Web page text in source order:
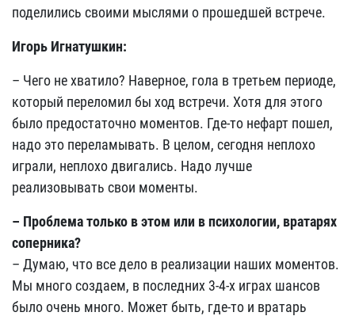
поделились своими мыслями о прошедшей встрече.
Игорь Игнатушкин:
– Чего не хватило? Наверное, гола в третьем периоде,
который переломил бы ход встречи. Хотя для этого
было предостаточно моментов. Где-то нефарт пошел,
надо это переламывать. В целом, сегодня неплохо
играли, неплохо двигались. Надо лучше
реализовывать свои моменты.
– Проблема только в этом или в психологии, вратарях
соперника?
– Думаю, что все дело в реализации наших моментов.
Мы много создаем, в последних 3-4-х играх шансов
было очень много. Может быть, где-то и вратарь